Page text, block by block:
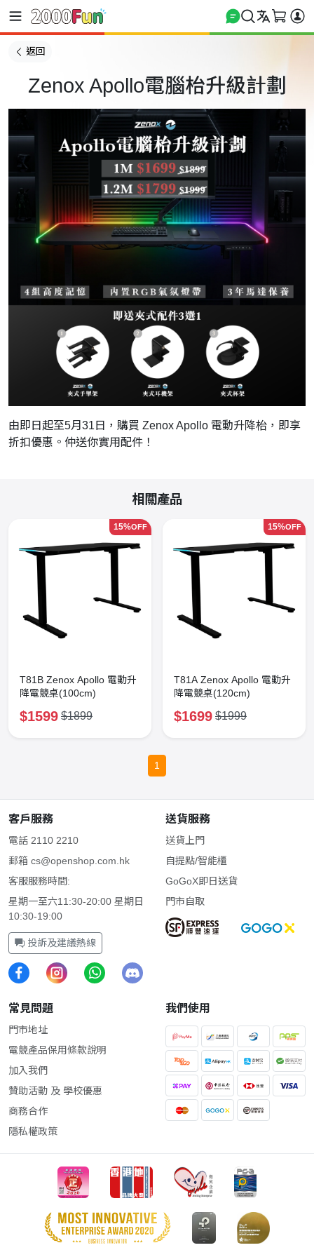
返回
Zenox Apollo電腦枱升級計劃
由即日起至5月31日，購買 Zenox Apollo 電動升降枱，即享
折扣優惠。仲送你實用配件！
相關產品
15%OFF
T81B Zenox Apollo 電動升
降電競桌(100cm)
$1599 $1899
15%OFF
T81A Zenox Apollo 電動升
降電競桌(120cm)
$1699 $1999
1
客戶服務
電話 2110 2210
郵箱 cs@openshop.com.hk
客服服務時間:
星期一至六11:30-20:00 星期日
10:30-19:00
投訴及建議熱線
送貨服務
送貨上門
自提點/智能櫃
GoGoX即日送貨
門市自取
常見問題
門市地址
電競產品保用條款說明
加入我們
贊助活動 及 學校優惠
商務合作
隱私權政策
我們使用